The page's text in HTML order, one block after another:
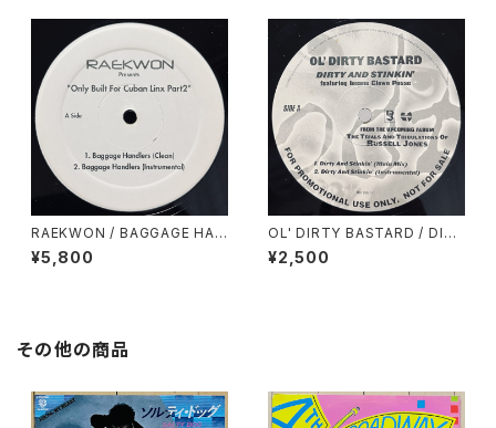
RAEKWON / BAGGAGE HAN
DLERS
¥5,800
OL' DIRTY BASTARD / DIRT
Y & STINKIN'
¥2,500
その他の商品